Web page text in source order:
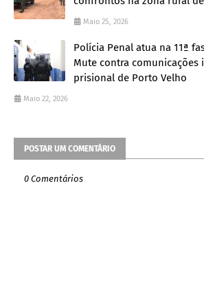
Maio 25, 2026
Polícia Penal atua na 11ª
Mute contra comunicações
prisional de Porto Velho
Maio 22, 2026
POSTAR UM COMENTÁRIO
0 Comentários